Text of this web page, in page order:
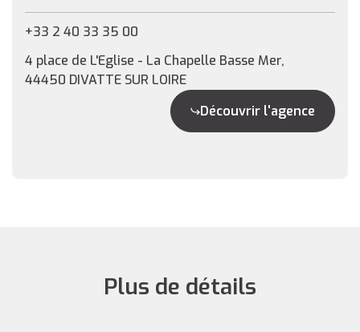
+33 2 40 33 35 00
4 place de L'Eglise - La Chapelle Basse Mer,
44450 DIVATTE SUR LOIRE
Découvrir l'agence
Plus de détails